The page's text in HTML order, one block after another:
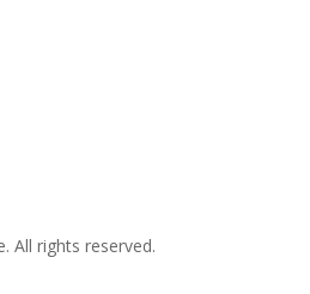
All rights reserved.